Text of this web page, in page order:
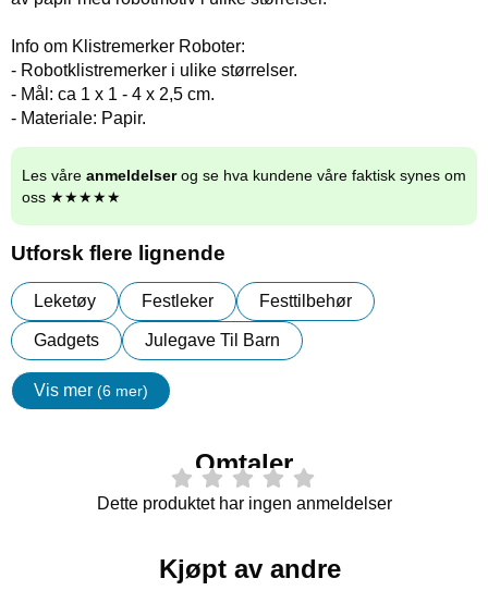
Info om Klistremerker Roboter:
- Robotklistremerker i ulike størrelser.
- Mål: ca 1 x 1 - 4 x 2,5 cm.
- Materiale: Papir.
Les våre anmeldelserog se hva kundene våre faktisk synes om
oss ★★★★★
Utforsk flere lignende
Leketøy Festleker Festtilbehør
Gadgets Julegave Til Barn
Vis mer (6 mer)
egenskaper
Omtaler
Dette produktet har ingen anmeldelser
Kjøpt av andre